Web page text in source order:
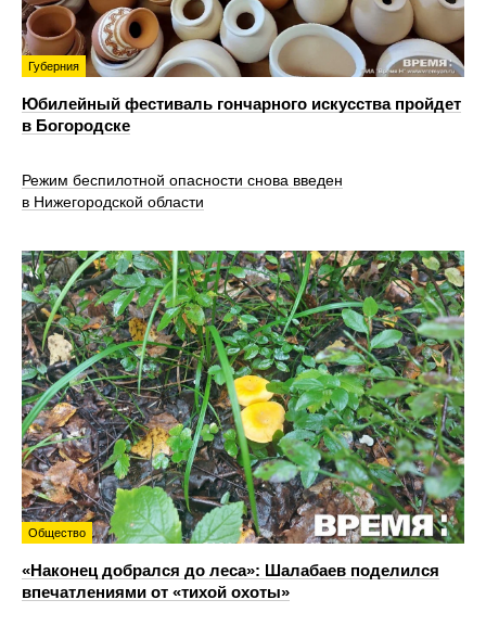
Губерния
Юбилейный фестиваль гончарного искусства пройдет
в Богородске
Режим беспилотной опасности снова введен
в Нижегородской области
Общество
«Наконец добрался до леса»: Шалабаев поделился
впечатлениями от «тихой охоты»